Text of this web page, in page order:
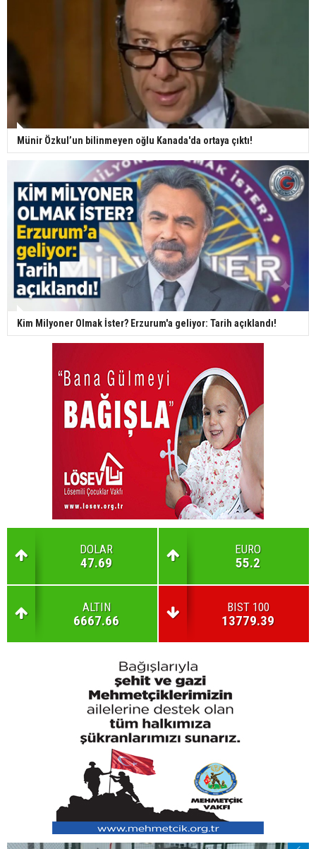
Münir Özkul’un bilinmeyen oğlu Kanada'da ortaya çıktı!
Kim Milyoner Olmak İster? Erzurum'a geliyor: Tarih açıklandı!
DOLAR
47.69
EURO
55.2
ALTIN
6667.66
BIST 100
13779.39